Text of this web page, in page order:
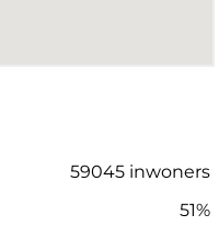
59045 inwoners
51%